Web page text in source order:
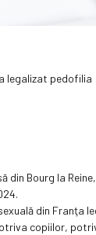
din Bourg la
din Franţa
copiilor,